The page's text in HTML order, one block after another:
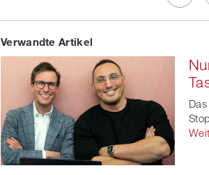
Share
Verwandte Artikel